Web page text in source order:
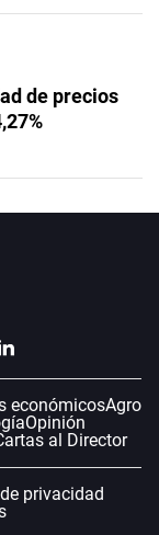
de precios
económicosAgro
Opinión
al Director
privacidad